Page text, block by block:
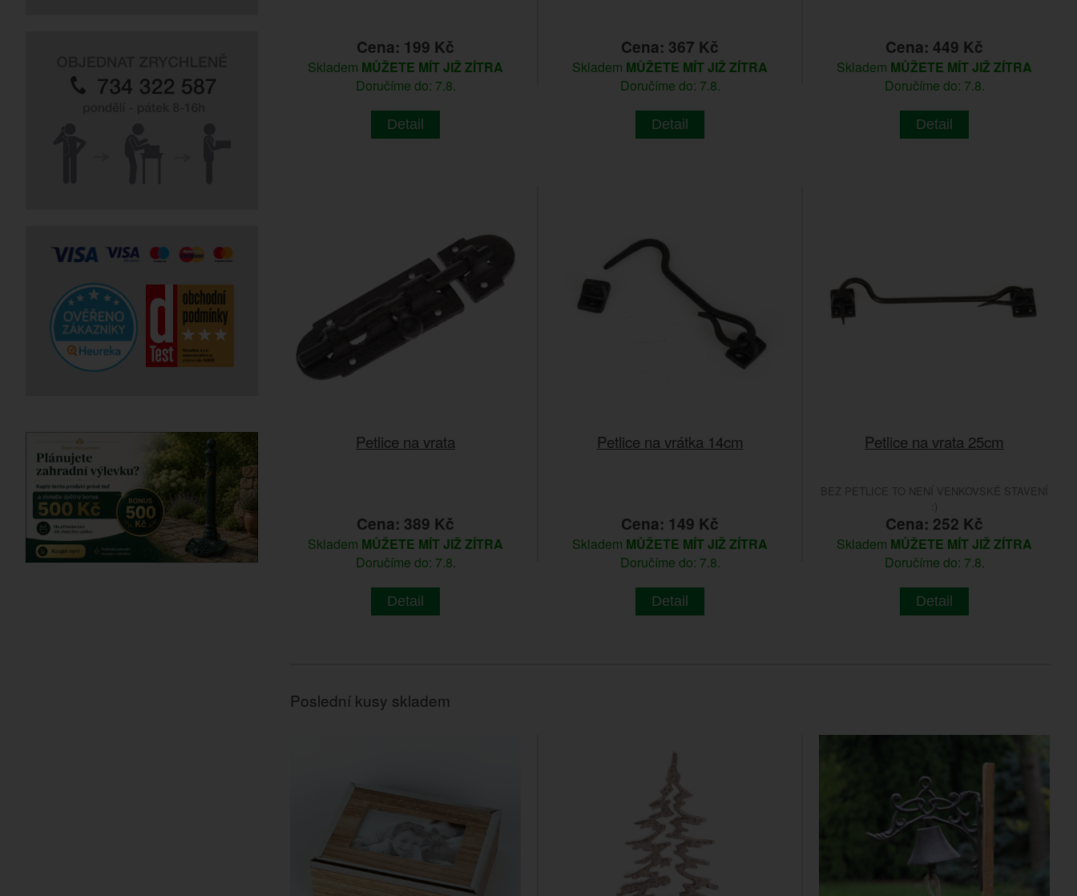
Cena: 199 Kč
Skladem MŮŽETE MÍT JIŽ ZÍTRA
Doručíme do: 7.8.
Detail
Cena: 367 Kč
Skladem MŮŽETE MÍT JIŽ ZÍTRA
Doručíme do: 7.8.
Detail
Cena: 449 Kč
Skladem MŮŽETE MÍT JIŽ ZÍTRA
Doručíme do: 7.8.
Detail
Petlice na vrata
Cena: 389 Kč
Skladem MŮŽETE MÍT JIŽ ZÍTRA
Doručíme do: 7.8.
Detail
Petlice na vrátka 14cm
Cena: 149 Kč
Skladem MŮŽETE MÍT JIŽ ZÍTRA
Doručíme do: 7.8.
Detail
Petlice na vrata 25cm
BEZ PETLICE TO NENÍ VENKOVSKÉ STAVENÍ
:)
Cena: 252 Kč
Skladem MŮŽETE MÍT JIŽ ZÍTRA
Doručíme do: 7.8.
Detail
Poslední kusy skladem